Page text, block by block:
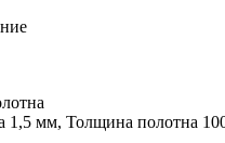
1,5 мм, Толщина полотна